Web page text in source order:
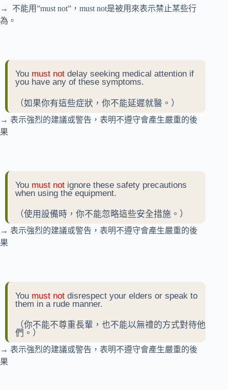
→ 不能用”must not”，must not是被用來表示禁止某些行
為。
You must not delay seeking medical attention if
you have any of these symptoms.
（如果你有這些症狀，你不能延遲就醫。）
→ 表示強烈的建議或警告，表明不遵守會產生嚴重的後
果
You must not ignore these safety precautions
when using the equipment.
（使用設備時，你不能忽略這些安全措施。）
→ 表示強烈的建議或警告，表明不遵守會產生嚴重的後
果
You must not disrespect your elders or speak to
them in a rude manner.
（你不能不尊重長輩，也不能以無禮的方式對待他
們。）
→ 表示強烈的建議或警告，表明不遵守會產生嚴重的後
果